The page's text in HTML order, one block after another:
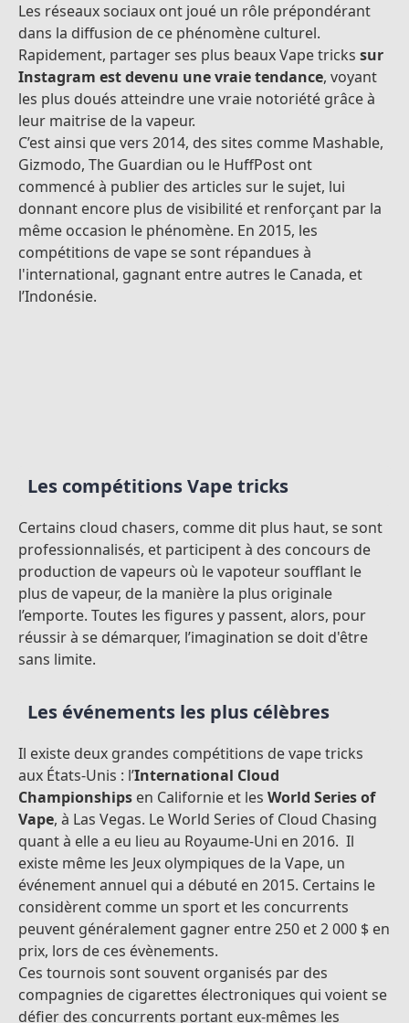
Les réseaux sociaux ont joué un rôle prépondérant
dans la diffusion de ce phénomène culturel.
Rapidement, partager ses plus beaux Vape tricks sur
Instagram est devenu une vraie tendance, voyant
les plus doués atteindre une vraie notoriété grâce à
leur maitrise de la vapeur.
C’est ainsi que vers 2014, des sites comme Mashable,
Gizmodo, The Guardian ou le HuffPost ont
commencé à publier des articles sur le sujet, lui
donnant encore plus de visibilité et renforçant par la
même occasion le phénomène. En 2015, les
compétitions de vape se sont répandues à
l'international, gagnant entre autres le Canada, et
l’Indonésie.
Les compétitions Vape tricks
Certains cloud chasers, comme dit plus haut, se sont
professionnalisés, et participent à des concours de
production de vapeurs où le vapoteur soufflant le
plus de vapeur, de la manière la plus originale
l’emporte. Toutes les figures y passent, alors, pour
réussir à se démarquer, l’imagination se doit d'être
sans limite.
Les événements les plus célèbres
Il existe deux grandes compétitions de vape tricks
aux États-Unis : l’International Cloud
Championships en Californie et les World Series of
Vape, à Las Vegas. Le World Series of Cloud Chasing
quant à elle a eu lieu au Royaume-Uni en 2016. Il
existe même les Jeux olympiques de la Vape, un
événement annuel qui a débuté en 2015. Certains le
considèrent comme un sport et les concurrents
peuvent généralement gagner entre 250 et 2 000 $ en
prix, lors de ces évènements.
Ces tournois sont souvent organisés par des
compagnies de cigarettes électroniques qui voient se
défier des concurrents portant eux-mêmes les